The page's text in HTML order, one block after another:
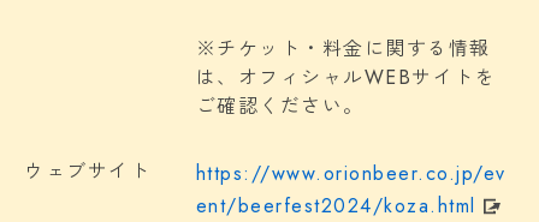
※チケット・料金に関する情報
は、オフィシャルWEBサイトを
ご確認ください。
ウェブサイト
https://www.orionbeer.co.jp/ev
ent/beerfest2024/koza.html